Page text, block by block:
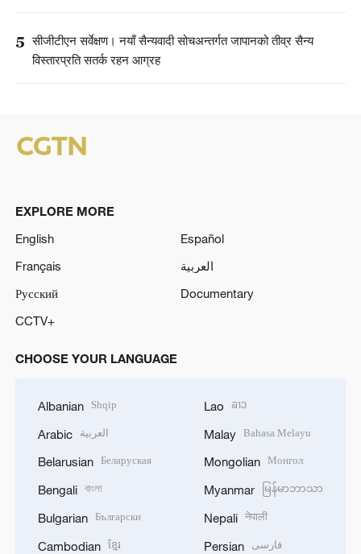
5 सीजीटीएन सर्वेक्षण। नयाँ सैन्यवादी सोचअन्तर्गत जापानको तीव्र सैन्य
विस्तारप्रति सतर्क रहन आग्रह
EXPLORE MORE
English
Español
Français
العربية
Русский
Documentary
CCTV+
CHOOSE YOUR LANGUAGE
Albanian Shqip
Arabic العربية
Belarusian Беларуская
Bengali বাংলা
Bulgarian Български
Cambodian ខ្មែរ
Lao ລາວ
Malay Bahasa Melayu
Mongolian Монгол
Myanmar မြန်မာဘာသာ
Nepali नेपाली
Persian فارسی